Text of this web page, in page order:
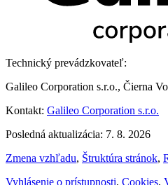
Technický prevádzkovateľ:
Galileo Corporation s.r.o., Čierna
Kontakt: Galileo Corporation s.r.o.
Posledná aktualizácia: 7. 8. 2026
Zmena vzhľadu, Štruktúra stránok,
Vyhlásenie o prístupnosti, Cookies,